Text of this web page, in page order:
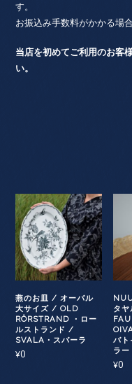
す。
お振込み手数料がかかる場
当店を初めてご利用のお客
い。
燕のお皿 / オーバル
大サイズ / OLD
RÖRSTRAND ・ロー
ルストランド /
SVALA・スバーラ
¥0
タ
バ
ラ
¥0